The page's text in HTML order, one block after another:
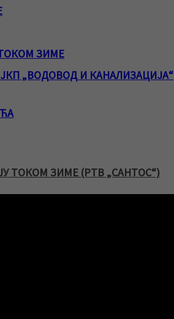
ЗИМЕ
„ВОДОВОД И КАНАЛИЗАЦИЈА“
ТОКОМ ЗИМЕ (РТВ „САНТОС“)